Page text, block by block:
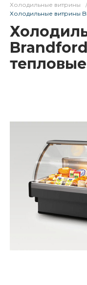
Холодильные витрины
/
Холодильные витрины
тепловые